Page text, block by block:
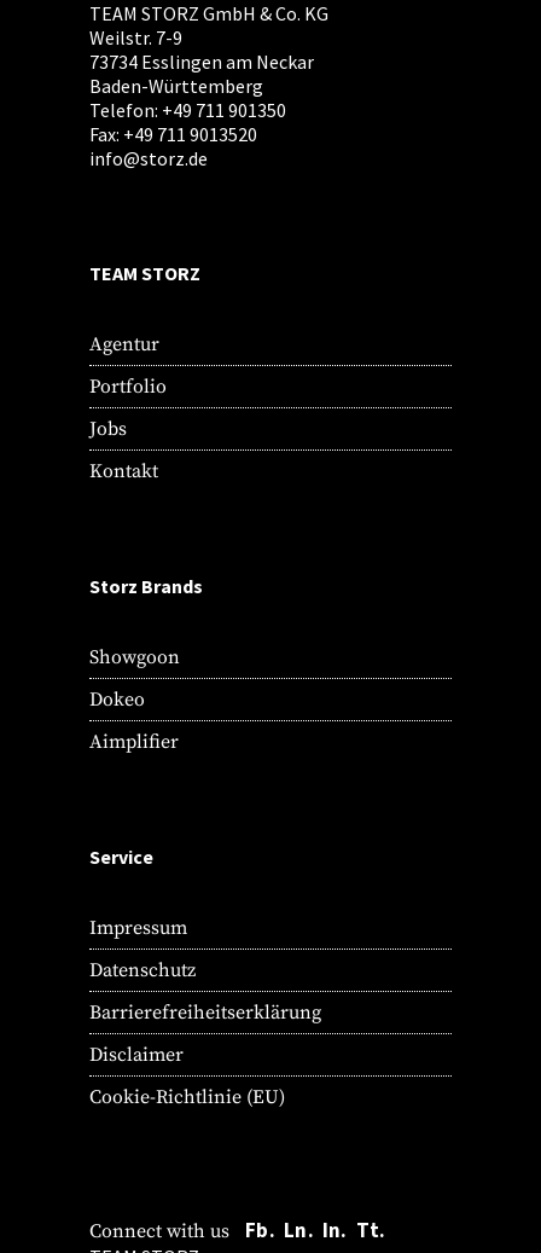
TEAM STORZ GmbH & Co. KG
Weilstr. 7-9
73734 Esslingen am Neckar
Baden-Württemberg
Telefon: +49 711 901350
Fax: +49 711 9013520
info@storz.de
TEAM STORZ
Agentur
Portfolio
Jobs
Kontakt
Storz Brands
Showgoon
Dokeo
Aimplifier
Service
Impressum
Datenschutz
Barrierefreiheitserklärung
Disclaimer
Cookie-Richtlinie (EU)
Connect with us Fb. Ln. In. Tt.